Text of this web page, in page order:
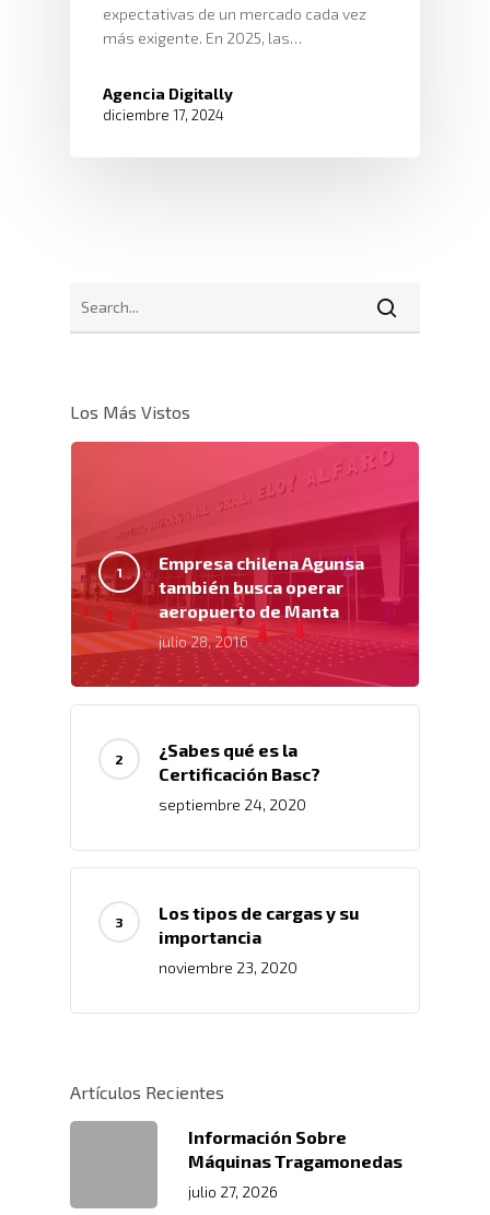
expectativas de un mercado cada vez
más exigente. En 2025, las…
Agencia Digitally
diciembre 17, 2024
Los Más Vistos
Empresa chilena Agunsa
también busca operar
aeropuerto de Manta
julio 28, 2016
¿Sabes qué es la
Certificación Basc?
septiembre 24, 2020
Los tipos de cargas y su
importancia
noviembre 23, 2020
Artículos Recientes
Información Sobre
Máquinas Tragamonedas
julio 27, 2026
Inicio
Nosotros
Acondicionamiento De
Distribución